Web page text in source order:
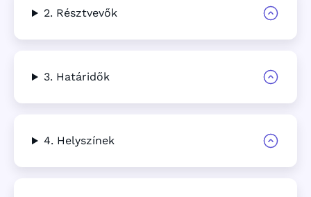
2. Résztvevők
3. Határidők
4. Helyszínek